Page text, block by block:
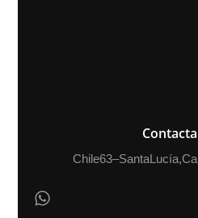
Chile 63 – Santa Lucía,